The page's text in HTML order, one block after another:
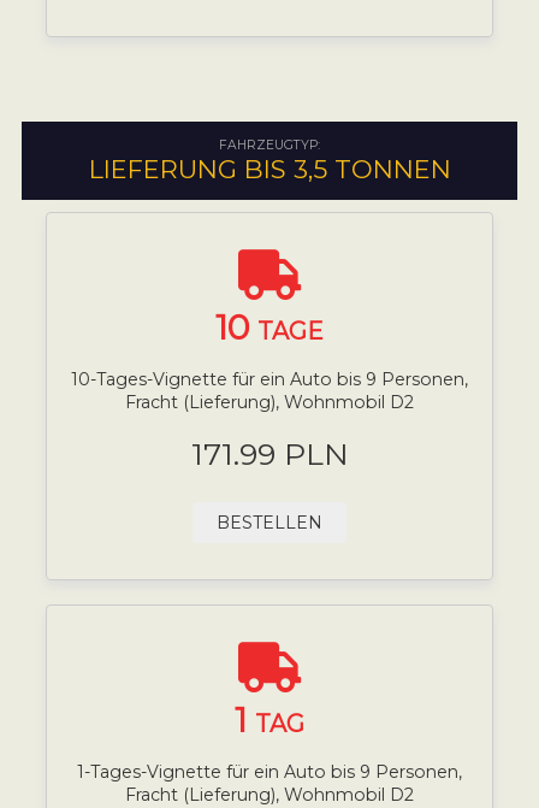
FAHRZEUGTYP:
LIEFERUNG BIS 3,5 TONNEN
10 TAGE
10-Tages-Vignette für ein Auto bis 9 Personen,
Fracht (Lieferung), Wohnmobil D2
171.99 PLN
BESTELLEN
1 TAG
1-Tages-Vignette für ein Auto bis 9 Personen,
Fracht (Lieferung), Wohnmobil D2